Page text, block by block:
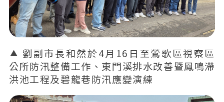
劉副市長和然於4月16日至鶯歌區視察區
公所防汛整備工作、東門溪排水改善暨鳳鳴滯
洪池工程及碧龍巷防汛應變演練